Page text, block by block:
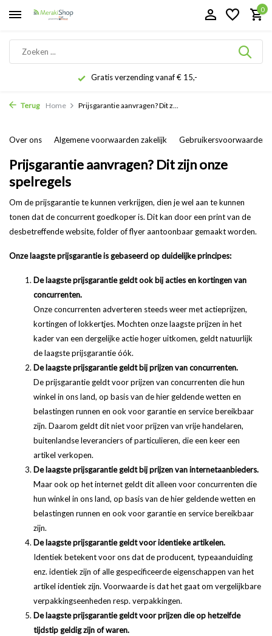
0
Gratis verzending vanaf € 15,-
Terug Home Prijsgarantie aanvragen? Dit z...
Over ons Algemene voorwaarden zakelijk Gebruikersvoorwaarden
Prijsgarantie aanvragen? Dit zijn onze
spelregels
Om de prijsgarantie te kunnen verkrijgen, dien je wel aan te kunnen
tonen dat de concurrent goedkoper is. Dit kan door een print van de
desbetreffende website, folder of flyer aantoonbaar gemaakt worden.
Onze laagste prijsgarantie is gebaseerd op duidelijke principes:
De laagste prijsgarantie geldt ook bij acties en kortingen van
concurrenten.
Onze concurrenten adverteren steeds weer met actieprijzen,
kortingen of lokkertjes. Mochten onze laagste prijzen in het
kader van een dergelijke actie hoger uitkomen, geldt natuurlijk
de laagste prijsgarantie óók.
De laagste prijsgarantie geldt bij prijzen van concurrenten.
De prijsgarantie geldt voor prijzen van concurrenten die hun
winkel in ons land, op basis van de hier geldende wetten en
belastingen runnen en ook voor garantie en service bereikbaar
zijn. Daarom geldt dit niet voor prijzen van vrije handelaren,
buitenlandse leveranciers of particulieren, die een keer een
artikel verkopen.
De laagste prijsgarantie geldt bij prijzen van internetaanbieders.
Maar ook op het internet geldt dit alleen voor concurrenten die
hun winkel in ons land, op basis van de hier geldende wetten en
belastingen runnen en ook voor garantie en service bereikbaar
zijn.
De laagste prijsgarantie geldt voor identieke artikelen.
Identiek betekent voor ons dat de producent, typeaanduiding
enz. identiek zijn of alle gespecificeerde eigenschappen van het
artikel identiek zijn. Voorwaarde is dat het gaat om vergelijkbare
verpakkingseenheden resp. verpakkingen.
De laagste prijsgarantie geldt voor prijzen die op hetzelfde
tijdstip geldig zijn of waren.